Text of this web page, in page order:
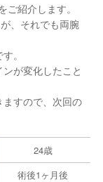
紹介します。
、それでも両腕
。
が変化したこと
すので、次回の
24歳
術後1ヶ月後